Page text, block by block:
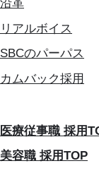
沿革
リアルボイス
SBCのパーパス
カムバック採用
医療従事職 採用
美容職 採用TOP